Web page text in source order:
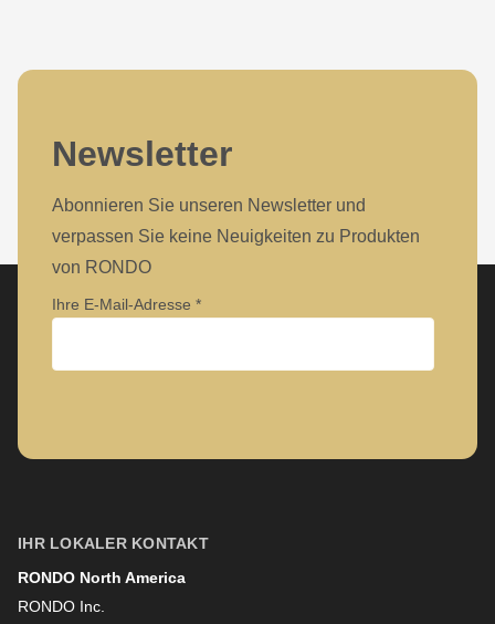
Newsletter
Abonnieren Sie unseren Newsletter und
verpassen Sie keine Neuigkeiten zu Produkten
von RONDO
Ihre E-Mail-Adresse
Nachname
IHR LOKALER KONTAKT
RONDO North America
RONDO Inc.